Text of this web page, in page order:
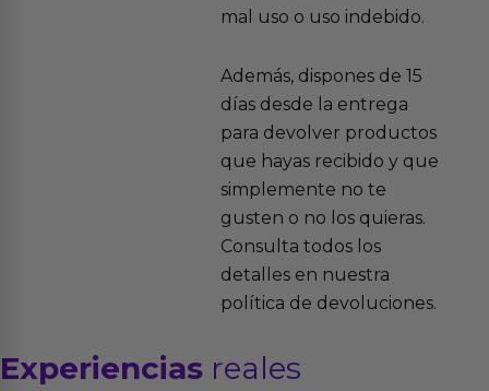
mal uso o uso indebido.
Además, dispones de 15
días desde la entrega
para devolver productos
que hayas recibido y que
simplemente no te
gusten o no los quieras.
Consulta todos los
detalles en nuestra
política de devoluciones.
Experiencias reales